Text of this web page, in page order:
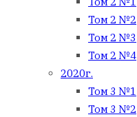
Том 2 №2
Том 2 №3
Том 2 №4
2020г.
Том 3 №1
Том 3 №2